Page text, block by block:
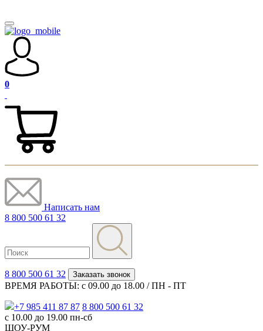
0
Написать нам
8 800 500 61 32
8 800 500 61 32 Заказать звонок
ВРЕМЯ РАБОТЫ: с 09.00 до 18.00 / ПН - ПТ
+7 985 411 87 87 8 800 500 61 32
с 10.00 до 19.00 пн-сб
ШОУ-РУМ